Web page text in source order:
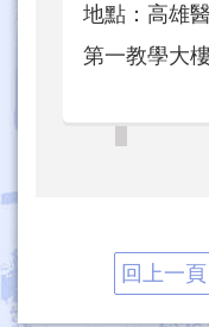
地點：高雄
第一教學大
回上一頁